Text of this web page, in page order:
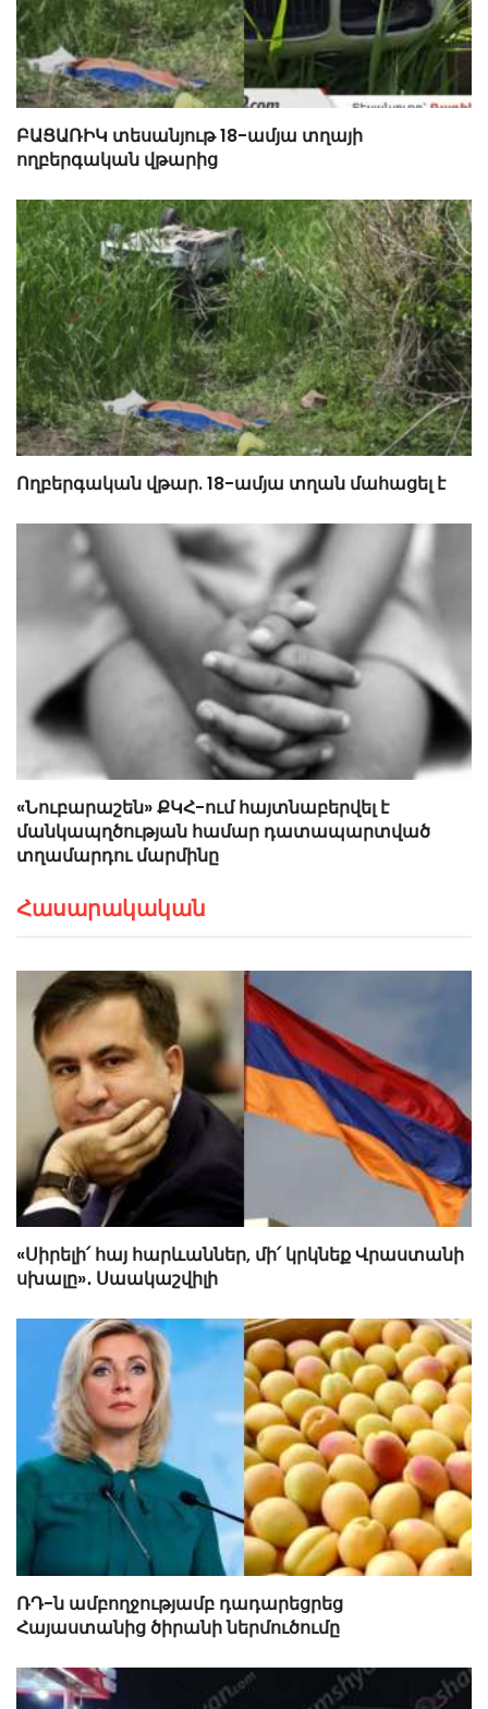
ԲԱՑԱՌԻԿ տեսանյութ 18-ամյա տղայի
ողբերգական վթարից
Ողբերգական վթար. 18-ամյա տղան մահացել է
«Նուբարաշեն» ՔԿՀ-ում հայտնաբերվել է
մանկապղծության համար դատապարտված
տղամարդու մարմինը
Հասարակական
«Սիրելի՛ հայ հարևաններ, մի՛ կրկնեք Վրաստանի
սխալը»․ Սաակաշվիլի
ՌԴ-ն ամբողջությամբ դադարեցրեց
Հայաստանից ծիրանի ներմուծումը